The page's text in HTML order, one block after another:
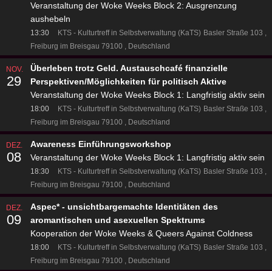
Veranstaltung der Woke Weeks Block 2: Ausgrenzung
aushebeln
13:30 KTS - Kulturtreff in Selbstverwaltung (KaTS) Basler Straße 103
Freiburg im Breisgau 79100
Deutschland
NOV.
29
Überleben trotz Geld. Austauschcafé finanzielle
Perspektiven/Möglichkeiten für politisch Aktive
Veranstaltung der Woke Weeks Block 1: Langfristig aktiv sein
18:00 KTS - Kulturtreff in Selbstverwaltung (KaTS) Basler Straße 103
Freiburg im Breisgau 79100
Deutschland
DEZ.
08
Awareness Einführungsworkshop
Veranstaltung der Woke Weeks Block 1: Langfristig aktiv sein
18:30 KTS - Kulturtreff in Selbstverwaltung (KaTS) Basler Straße 103
Freiburg im Breisgau 79100
Deutschland
DEZ.
09
Aspec* - unsichtbargemachte Identitäten des
aromantischen und asexuellen Spektrums
Kooperation der Woke Weeks & Queers Against Coldness
18:00 KTS - Kulturtreff in Selbstverwaltung (KaTS) Basler Straße 103
Freiburg im Breisgau 79100
Deutschland